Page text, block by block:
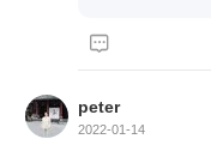

peter
2022-01-14